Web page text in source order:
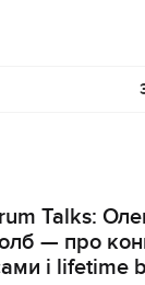
Talks:
— про
і lifetime